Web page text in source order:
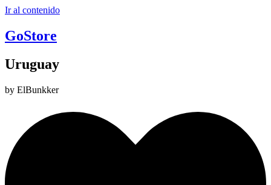
Ir al contenido
GoStore
Uruguay
by ElBunkker